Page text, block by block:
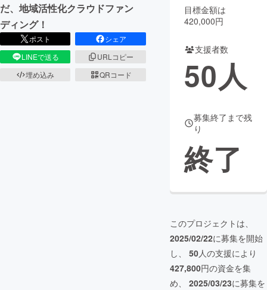
CAMPFIREふるさと納税
コミュニティ
だ、地域活性化クラウドファン
ディング！
ポスト
シェア
LINEで送る
URLコピー
埋め込み
QRコード
目標金額は
420,000円
支援者数
50人
募集終了まで残
り
終了
このプロジェクトは、
2025/02/22に募集を開始
し、 50人の支援により
427,800円の資金を集
め、 2025/03/23に募集を